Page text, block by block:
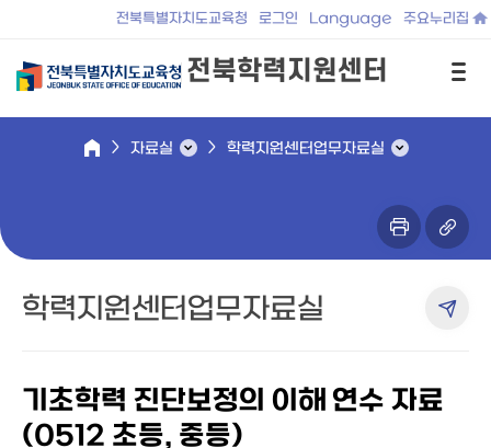
전북특별자치도교육청 로그인 Language 주요누리집
전북학력지원센터
자료실 학력지원센터업무자료실
학력지원센터업무자료실
기초학력 진단보정의 이해 연수 자료
(0512 초등, 중등)